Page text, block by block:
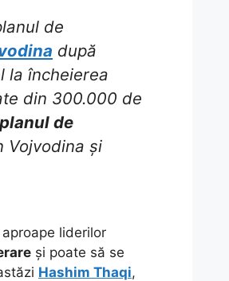
de
după
la încheierea
din 300.000 de
planul de
Vojvodina și
liderilor
și poate să se
Hashim Thaqi,